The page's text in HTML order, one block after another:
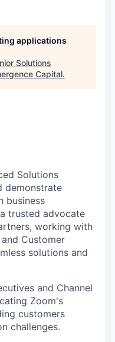
applications
Solutions
Capital.
Solutions
demonstrate
business
trusted advocate
working with
Customer
solutions and
and Channel
Zoom's
customers
challenges.